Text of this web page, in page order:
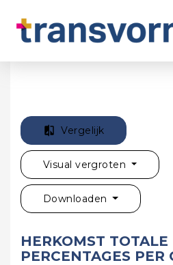
Vergelijk
Visual vergroten
Downloaden
HERKOMST
PERCENTAGES PER